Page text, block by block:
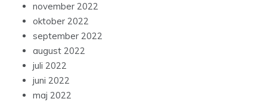
november 2022
oktober 2022
september 2022
august 2022
juli 2022
juni 2022
maj 2022